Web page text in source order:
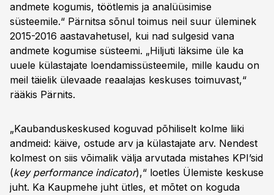
andmete kogumis, töötlemis ja analüüsimise
süsteemile.“ Pärnitsa sõnul toimus neil suur üleminek
2015-2016 aastavahetusel, kui nad sulgesid vana
andmete kogumise süsteemi. „Hiljuti läksime üle ka
uuele külastajate loendamissüsteemile, mille kaudu on
meil täielik ülevaade reaalajas keskuses toimuvast,“
rääkis Pärnits.
„Kaubanduskeskused koguvad põhiliselt kolme liiki
andmeid: käive, ostude arv ja külastajate arv. Nendest
kolmest on siis võimalik välja arvutada mistahes KPI’sid
(key performance indicator),“ loetles Ülemiste keskuse
juht. Ka Kaupmehe juht ütles, et mõtet on koguda